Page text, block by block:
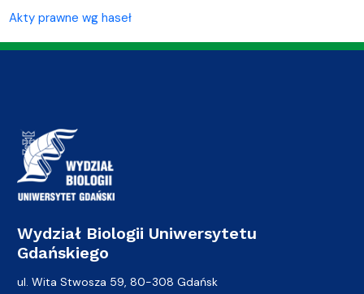
Akty prawne wg haseł
Wydział Biologii Uniwersytetu
Gdańskiego
ul. Wita Stwosza 59, 80-308 Gdańsk